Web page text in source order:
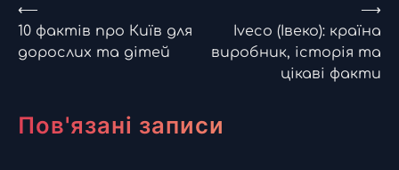
Навігація
записів
⟵
10 фактів про Київ для
дорослих та дітей
Iveco (Івеко): країна
виробник, історія та
цікаві факти
⟶
Пов'язані записи